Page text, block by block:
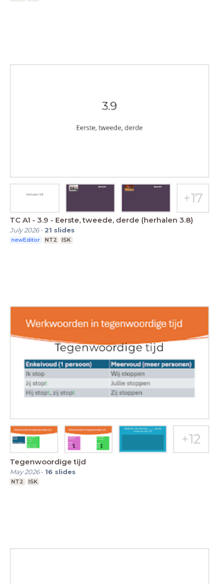
TC A1 - 3.9 - Eerste, tweede, derde (herhalen 3.8)
July 2026- 21 slides
newEditor NT2 ISK
Tegenwoordige tijd
May 2026- 16 slides
NT2 ISK